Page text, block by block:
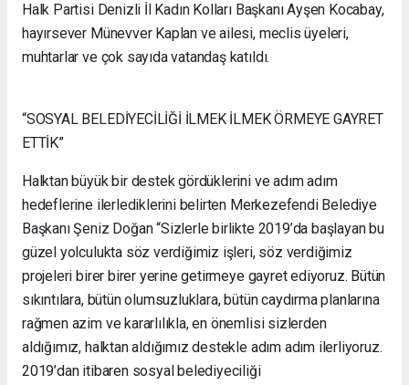
Halk Partisi Denizli İl Kadın Kolları Başkanı Ayşen Kocabay,
hayırsever Münevver Kaplan ve ailesi, meclis üyeleri,
muhtarlar ve çok sayıda vatandaş katıldı.
“SOSYAL BELEDİYECİLİĞİ İLMEK İLMEK ÖRMEYE GAYRET
ETTİK”
Halktan büyük bir destek gördüklerini ve adım adım
hedeflerine ilerlediklerini belirten Merkezefendi Belediye
Başkanı Şeniz Doğan “Sizlerle birlikte 2019’da başlayan bu
güzel yolculukta söz verdiğimiz işleri, söz verdiğimiz
projeleri birer birer yerine getirmeye gayret ediyoruz. Bütün
sıkıntılara, bütün olumsuzluklara, bütün caydırma planlarına
rağmen azim ve kararlılıkla, en önemlisi sizlerden
aldığımız, halktan aldığımız destekle adım adım ilerliyoruz.
2019’dan itibaren sosyal belediyeciliği